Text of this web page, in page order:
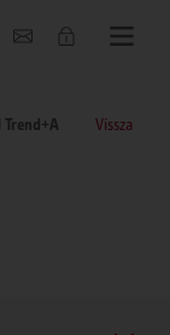
Trend+A Vissza